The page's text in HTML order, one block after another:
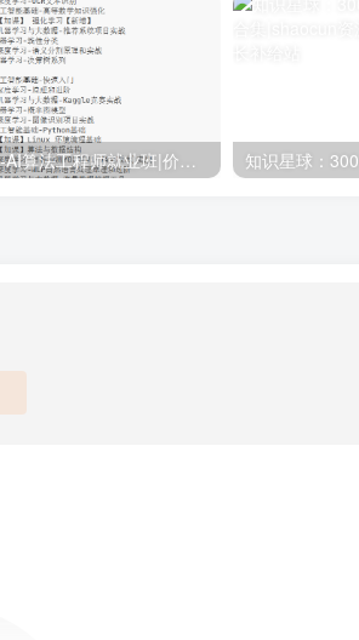
百战-AI算法工程师就业班|价值18980元|冲击百万年薪|完结无秘